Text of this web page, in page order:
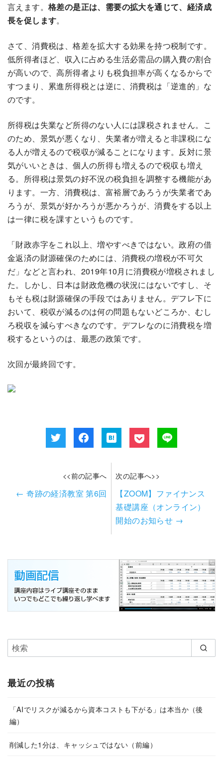
言えます。 格差の是正は、需要の拡大を通じて、経済成
長を促します。
さて、消費税は、格差を拡大する効果を持つ税制です。
低所得者ほど、収入に占める生活必需品の購入費の割合
が高いので、高所得者よりも税負担率が高くなるからで
すつまり、累進所得税とは逆に、消費税は「逆進的」な
のです。
所得税は失業など所得のない人には課税されません。こ
のため、景気が悪くなり、失業者が増えると非課税にな
る人が増えるので税収が減ることになります。反対に景
気がいいときは、個人の所得も増えるので税収も増え
る。所得税は景気の好不況の税負担を調整する機能があ
ります。一方、消費税は、富裕層であろうが失業者であ
ろうが、景気が好かろうが悪かろうが、消費をする以上
は一律に税を課すというものです。
「財政赤字をこれ以上、増やすべきではない。政府の借
金返済の財源確保のためには、消費税の増税が不可欠
だ」などと言われ、2019年10月に消費税が増税されまし
た。しかし、日本は財政危機の状況にはないですし、そ
もそも税は財源確保の手段ではありません。デフレ下に
おいて、税収が減るのは何の問題もないどころか、むし
ろ税収を減らすべきなのです。デフレなのに消費税を増
税するというのは、最悪の政策です。
次回が最終回です。
<<前の記事へ
← 奇跡の経済教室 第6回
次の記事へ>>
【ZOOM】ファイナンス
基礎講座（オンライン）
開始のお知らせ →
最近の投稿
「AIでリスクが減るから資本コストも下がる」は本当か（後
編）
削減した1分は、キャッシュではない（前編）